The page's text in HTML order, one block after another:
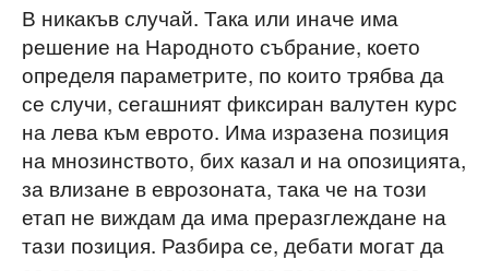
В никакъв случай. Така или иначе има
решение на Народното събрание, което
определя параметрите, по които трябва да
се случи, сегашният фиксиран валутен курс
на лева към еврото. Има изразена позиция
на мнозинството, бих казал и на опозицията,
за влизане в еврозоната, така че на този
етап не виждам да има преразглеждане на
тази позиция. Разбира се, дебати могат да